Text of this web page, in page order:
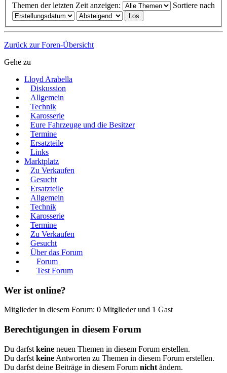
Themen der letzten Zeit anzeigen:
Sortiere nach
Zurück zur Foren-Übersicht
Gehe zu
Lloyd Arabella
Diskussion
Allgemein
Technik
Karosserie
Eure Fahrzeuge und die Besitzer
Termine
Ersatzteile
Links
Marktplatz
Zu Verkaufen
Gesucht
Ersatzteile
Allgemein
Technik
Karosserie
Termine
Zu Verkaufen
Gesucht
Über das Forum
Forum
Test Forum
Wer ist online?
Mitglieder in diesem Forum: 0 Mitglieder und 1 Gast
Berechtigungen in diesem Forum
Du darfst keine neuen Themen in diesem Forum erstellen.
Du darfst keine Antworten zu Themen in diesem Forum erstellen.
Du darfst deine Beiträge in diesem Forum nicht ändern.